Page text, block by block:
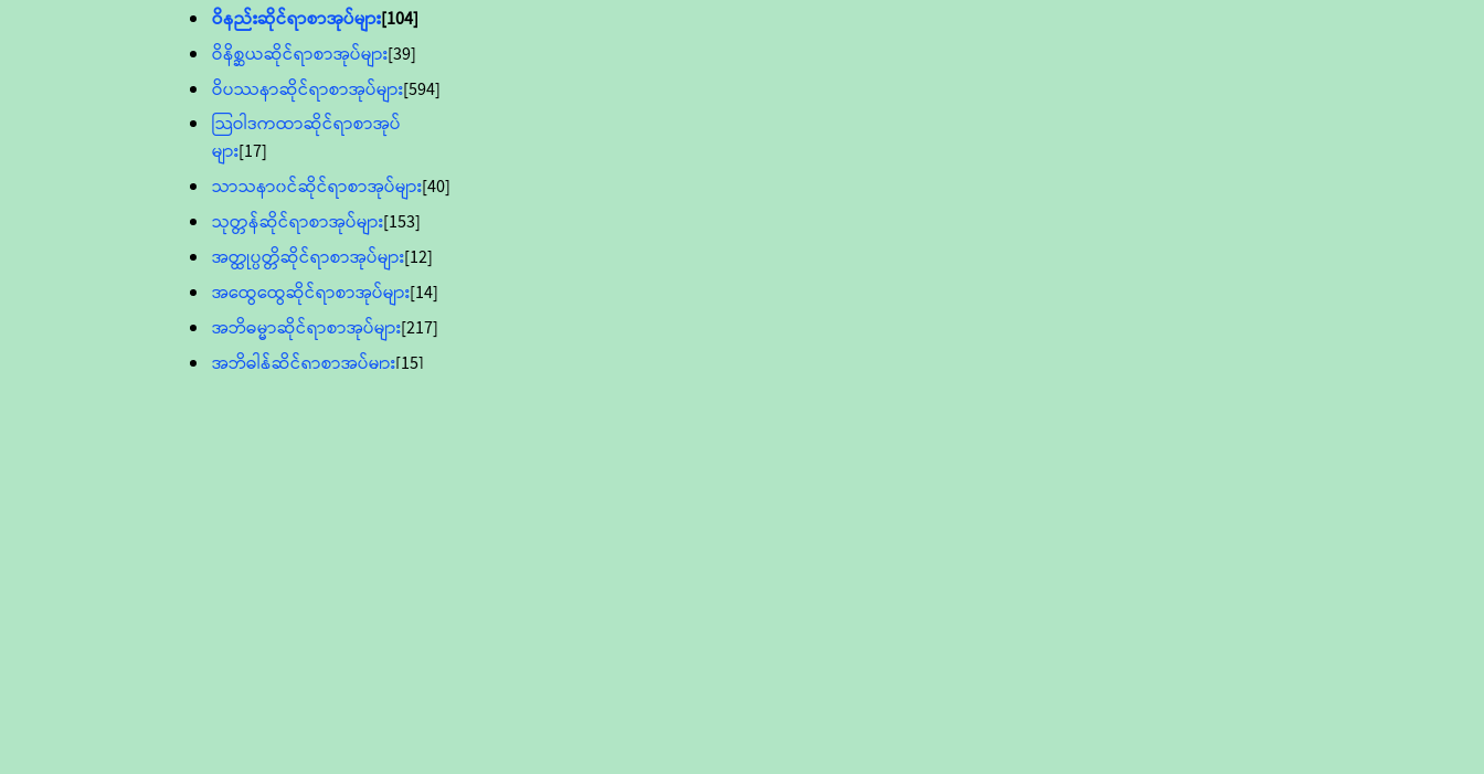
ဝိနည်းဆိုင်ရာစာအုပ်များ[104]
ဝိနိစ္ဆယဆိုင်ရာစာအုပ်များ[39]
ဝိပဿနာဆိုင်ရာစာအုပ်များ[594]
သြဝါဒကထာဆိုင်ရာစာအုပ်
များ[17]
သာသနာ၀င်ဆိုင်ရာစာအုပ်များ[40]
သုတ္တန်ဆိုင်ရာစာအုပ်များ[153]
အတ္ထုပ္ပတ္တိဆိုင်ရာစာအုပ်များ[12]
အထွေထွေဆိုင်ရာစာအုပ်များ[14]
အဘိဓမ္မာဆိုင်ရာစာအုပ်များ[217]
အဘိဓါန်ဆိုင်ရာစာအုပ်များ[15]